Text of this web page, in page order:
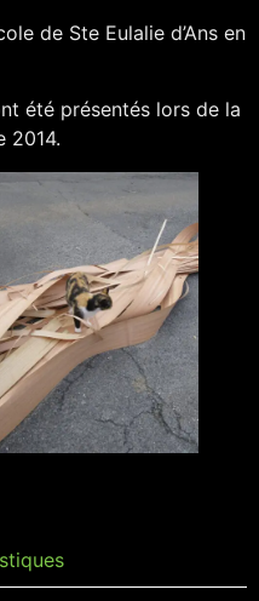
de Ste Eulalie d’Ans en
été présentés lors de la
2014.